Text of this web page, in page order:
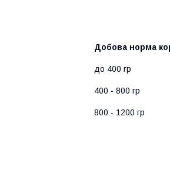
Добова норма
до 400 гр
400 - 800 гр
800 - 1200 гр